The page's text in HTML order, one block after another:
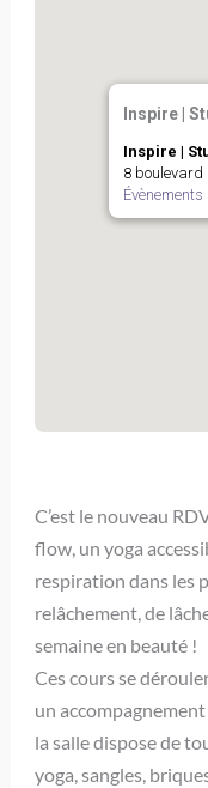
Inspire |
Inspire |
8 boulevard
Évènements
C’est le nouveau
flow, un yoga
respiration dans les
relâchement, de
semaine en beauté !
Ces cours se
un
la salle dispose de
yoga, sangles,